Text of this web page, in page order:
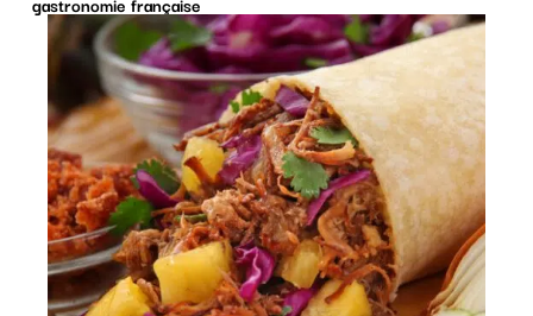
gastronomie française